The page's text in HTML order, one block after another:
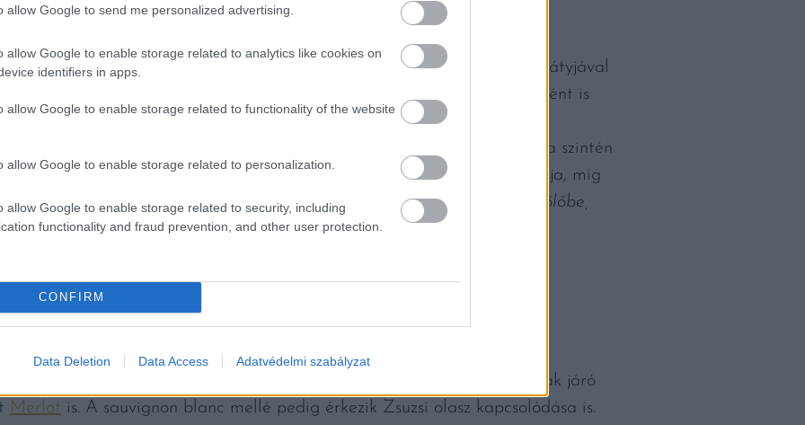
allow Google to send me personalized advertising.
allow Google to enable storage related to analytics like cookies on
identifiers in apps.
allow Google to enable storage related to functionality of the website
allow Google to enable storage related to personalization.
allow Google to enable storage related to security, including
functionality and fraud prevention, and other user protection.
CONFIRM
Data Deletion Data Access Adatvédelmi szabályzat
ekkor már másfél éve otthon volt, és nem is volt kérdés, hogy a bátyjával
a családi pincészetet. Nem kellett nulláról kezdeni, hiszen már gyerekként is
mostak – mindig, amit kellett. Az évek során pedig kialakult a
a teljes szőlészet-borászatért, a sógornője foglalkozik a pénzügyekkel, a szintén
pedig tanácsaival, ötleteivel színesíti a pince mindennapjait – anyukája, míg
mindehhez. „Apukám most is belefolyik a dolgokba, jön ki velem a szőlőbe,
egyre gyakrabban mondja már, hogy: hát úgyis tudjátok!
AHÁNY NYELVET BESZÉLSZ
is, amelyek között ott lapul az idei
a Legjobb Merlot-nak járó
Merlot is. A sauvignon blanc mellé pedig érkezik Zsuzsi olasz kapcsolódása is.